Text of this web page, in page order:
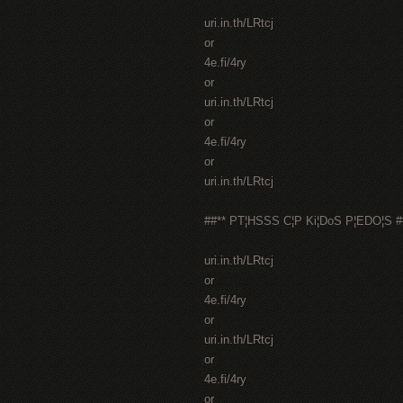
uri.in.th/LRtcj
or
4e.fi/4ry
or
uri.in.th/LRtcj
or
4e.fi/4ry
or
uri.in.th/LRtcj
##** PT¦HSSS C¦P Ki¦DoS P¦EDO¦S
uri.in.th/LRtcj
or
4e.fi/4ry
or
uri.in.th/LRtcj
or
4e.fi/4ry
or